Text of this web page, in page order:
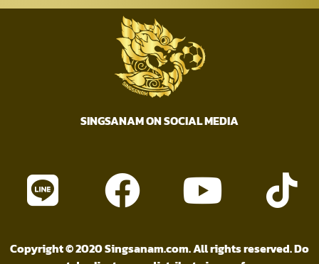
SINGSANAM ON SOCIAL MEDIA
Copyright © 2020 Singsanam.com. All rights reserved. Do